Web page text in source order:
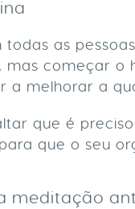
todas as
mas começar
a melhorar a
que é
que o seu
meditação